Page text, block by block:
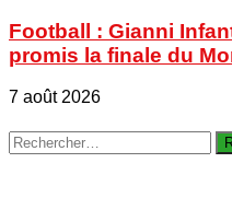
Football : Gianni
promis la finale du
7 août 2026
Rechercher :